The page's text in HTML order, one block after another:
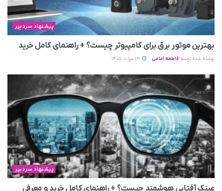
پیشنهاد سردبیر
بهترین موتور برق برای کامپیوتر چیست؟ + راهنمای کامل خرید
نوشته شده توسط فاطمه امامی
پیشنهاد سردبیر
عینک آفتابی هوشمند چیست؟ + راهنمای کامل خرید و معرفی